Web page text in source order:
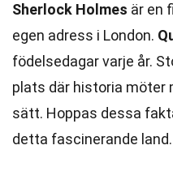
Sherlock Holmes är en
egen adress i London.
födelsedagar varje år.
plats där historia möter
sätt. Hoppas dessa
detta fascinerande land.